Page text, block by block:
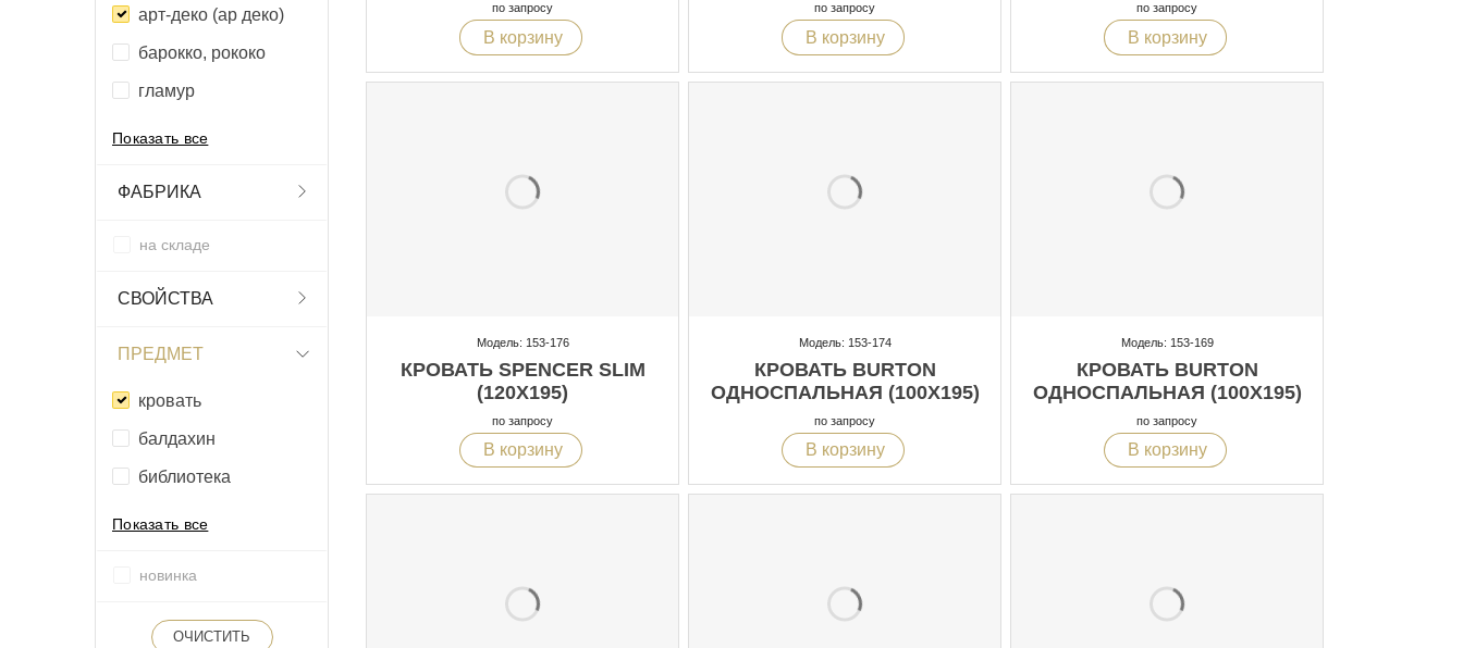
арт-деко (ар деко)
барокко, рококо
гламур
Показать все
ФАБРИКА
на складе
СВОЙСТВА
ПРЕДМЕТ
кровать
балдахин
библиотека
Показать все
новинка
ОЧИСТИТЬ
по запросу
В корзину
по запросу
В корзину
по запросу
В корзину
Модель: 153-176
КРОВАТЬ SPENCER SLIM
(120X195)
по запросу
В корзину
Модель: 153-174
КРОВАТЬ BURTON
ОДНОСПАЛЬНАЯ (100X195)
по запросу
В корзину
Модель: 153-169
КРОВАТЬ BURTON
ОДНОСПАЛЬНАЯ (100X195)
по запросу
В корзину